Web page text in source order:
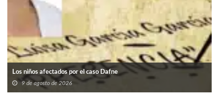
Los niños afectados por el caso Dafne
9 de agosto de 2026